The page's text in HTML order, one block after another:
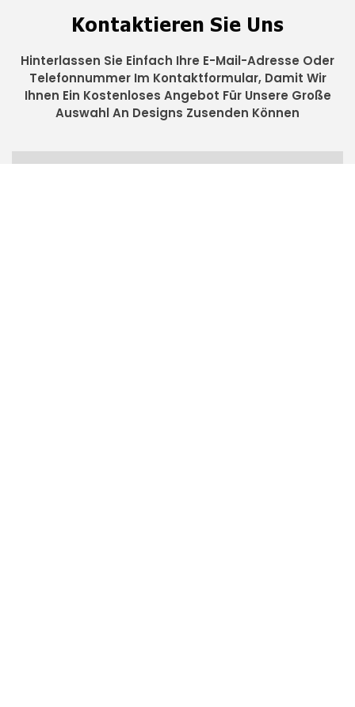
Kontaktieren Sie Uns
Hinterlassen Sie Einfach Ihre E-Mail-Adresse Oder
Telefonnummer Im Kontaktformular, Damit Wir
Ihnen Ein Kostenloses Angebot Für Unsere Große
Auswahl An Designs Zusenden Können